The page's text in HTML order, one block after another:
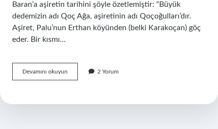
Baran’a aşiretin tarihini şöyle özetlemiştir: “Büyük
dedemizin adı Qoç Ağa, aşiretinin adı Qoçoğulları’dır.
Aşiret, Palu’nun Erthan köyünden (belki Karakoçan) göç
eder. Bir kısmı…
Devamını okuyun
Aşiret
2 Yorum